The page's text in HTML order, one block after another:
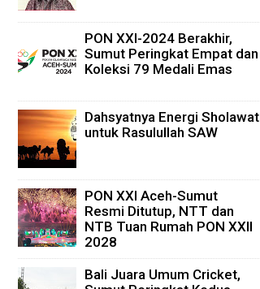
PON XXI-2024 Berakhir,
Sumut Peringkat Empat dan
Koleksi 79 Medali Emas
Dahsyatnya Energi Sholawat
untuk Rasulullah SAW
PON XXI Aceh-Sumut
Resmi Ditutup, NTT dan
NTB Tuan Rumah PON XXII
2028
Bali Juara Umum Cricket,